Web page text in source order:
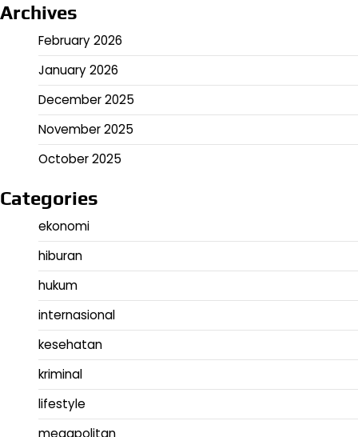
Archives
February 2026
January 2026
December 2025
November 2025
October 2025
Categories
ekonomi
hiburan
hukum
internasional
kesehatan
kriminal
lifestyle
megapolitan